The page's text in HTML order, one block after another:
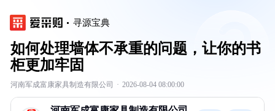
寻源宝典
如何处理墙体不承重的问题，让你的书
柜更加牢固
河南军成富康家具制造有限公司 · 2026-08-04 08:00:00